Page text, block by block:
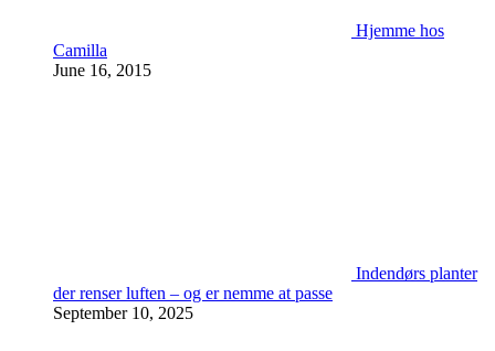
Hjemme hos
Camilla
June 16, 2015
Indendørs planter
der renser luften – og er nemme at passe
September 10, 2025